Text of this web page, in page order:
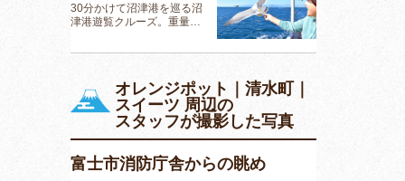
30分かけて沼津港を巡る沼
津港遊覧クルーズ。重量…
オレンジポット｜清水町｜
スイーツ 周辺の
スタッフが撮影した写真
富士市消防庁舎からの眺め